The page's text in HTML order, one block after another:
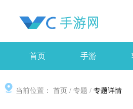
首页 手游
当前位置： 首页 / 专题 / 专题详情